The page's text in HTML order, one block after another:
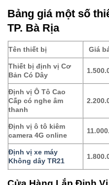
Bảng giá một số
TP. Bà Rịa
Tên thiết bị Giá
Thiết bị định vị Cơ
Bản Có Dây
Định vị Ô Tô Cao
Cấp có nghe âm
thanh
Định vị ô tô kiêm
camera 4G online
Định vị xe máy
Không dây TR21